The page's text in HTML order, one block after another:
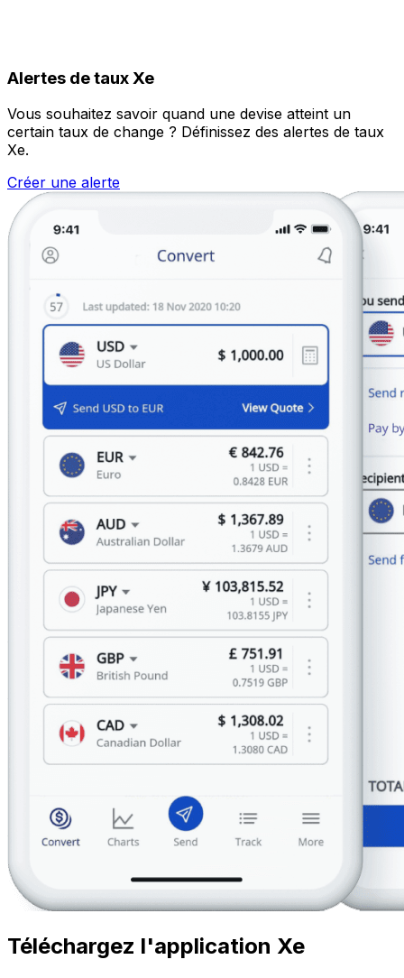
Alertes de taux Xe
Vous souhaitez savoir quand une devise atteint un
certain taux de change ? Définissez des alertes de taux
Xe.
Créer une alerte
Téléchargez l'application Xe